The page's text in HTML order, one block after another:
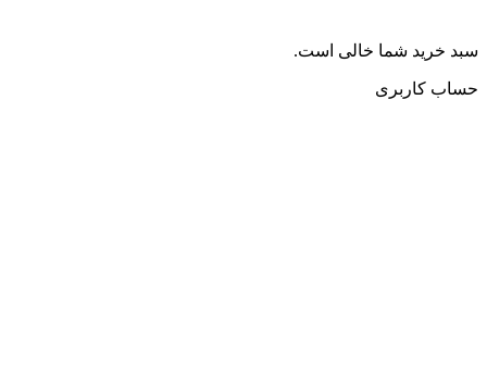
سبد خرید شما خالی است.
حساب کاربری